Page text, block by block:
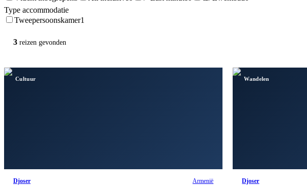
Type accommodatie
Tweepersoonskamer1
3 reizen gevonden
Cultuur
Djoser Armenië
Wandelen
Djoser